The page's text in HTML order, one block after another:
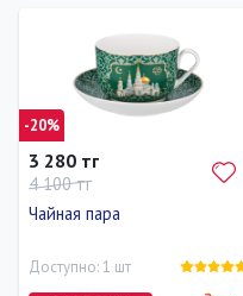
-20%
3 280 тг
4 100 тг
Чайная пара
Доступно: 1 шт